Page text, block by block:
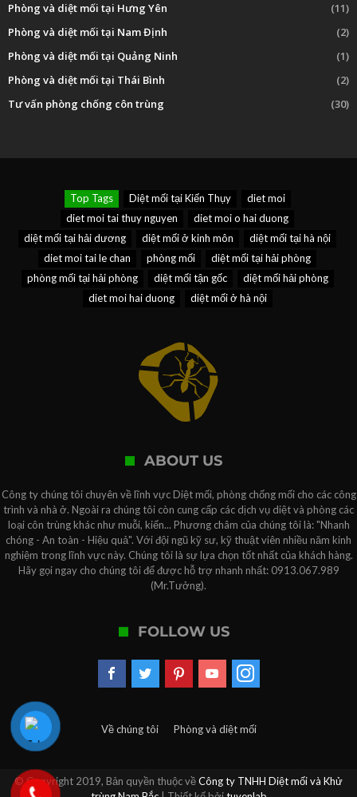
Phòng và diệt mối tại Hưng Yên
(11)
Phòng và diệt mối tại Nam Định
(2)
Phòng và diệt mối tại Quảng Ninh
(1)
Phòng và diệt mối tại Thái Bình
(2)
Tư vấn phòng chống côn trùng
(30)
Top Tags Diệt mối tại Kiến Thụy
diet moi
diet moi tai thuy nguyen
diet moi o hai duong
diệt mối tại hải dương
diệt mối ở kinh môn
diệt mối tại hà nội
diet moi tai le chan
phòng mối
diệt mối tại hải phòng
phòng mối tại hải phòng
diệt mối tận gốc
diệt mối hải phòng
diet moi hai duong
diệt mối ở hà nội
ABOUT US
Công ty chúng tôi chuyên về lĩnh vực Diệt mối, phòng chống mối cho các công
trình và nhà ở. Ngoài ra chúng tôi còn cung cấp các dịch vụ diệt và phòng các
loại côn trùng khác như muỗi, kiến... Phương châm của chúng tôi là: "Nhanh
chóng - An toàn - Hiệu quả". Với đội ngũ kỹ sư, kỹ thuật viên nhiều năm kinh
nghiệm trong lĩnh vực này. Chúng tôi là sự lựa chọn tốt nhất của khách hàng.
Hãy gọi ngay cho chúng tôi để được hỗ trợ nhanh nhất: 0913.067.989
(Mr.Tưởng).
FOLLOW US
Về chúng tôi Phòng và diệt mối
© Copyright 2019, Bản quyền thuộc vềCông ty TNHH Diệt mối và Khử